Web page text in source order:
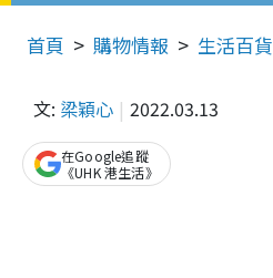
首頁 購物情報 生活百貨
文: 梁穎心 2022.03.13
在Google追蹤
《UHK 港生活》